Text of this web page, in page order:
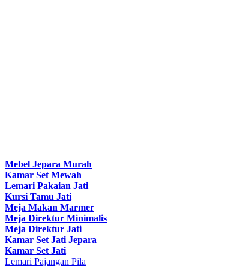
Mebel Jepara Murah
Kamar Set Mewah
Lemari Pakaian Jati
Kursi Tamu Jati
Meja Makan Marmer
Meja Direktur Minimalis
Meja Direktur Jati
Kamar Set Jati Jepara
Kamar Set Jati
Lemari Pajangan Pila